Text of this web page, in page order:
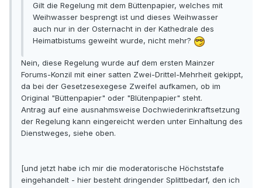
Gilt die Regelung mit dem Büttenpapier, welches mit
Weihwasser besprengt ist und dieses Weihwasser
auch nur in der Osternacht in der Kathedrale des
Heimatbistums geweiht wurde, nicht mehr?
Nein, diese Regelung wurde auf dem ersten Mainzer
Forums-Konzil mit einer satten Zwei-Drittel-Mehrheit gekippt,
da bei der Gesetzesexegese Zweifel aufkamen, ob im
Original "Büttenpapier" oder "Blütenpapier" steht.
Antrag auf eine ausnahmsweise Dochwiederinkraftsetzung
der Regelung kann eingereicht werden unter Einhaltung des
Dienstweges, siehe oben.
[und jetzt habe ich mir die moderatorische Höchststafe
eingehandelt - hier besteht dringender Splittbedarf, den ich